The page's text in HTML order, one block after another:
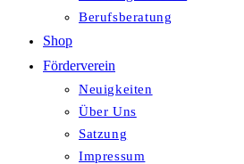
Berufsberatung
Shop
Förderverein
Neuigkeiten
Über Uns
Satzung
Impressum